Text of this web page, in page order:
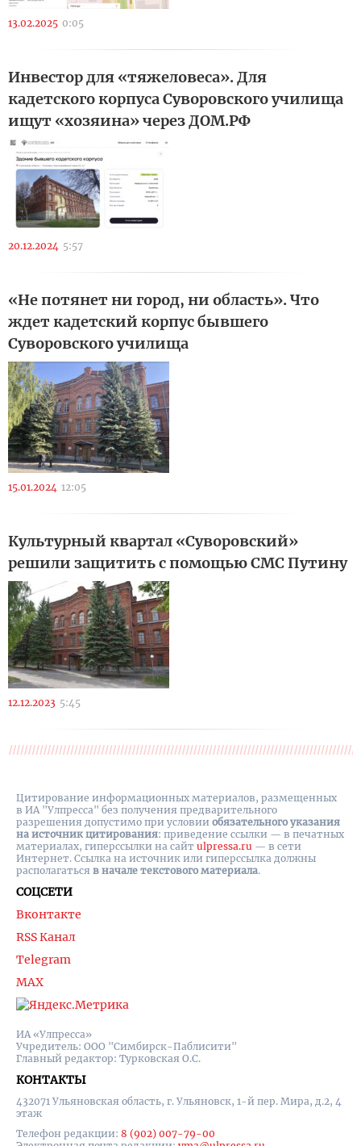
13.02.2025 0:05
Инвестор для «тяжеловеса». Для
кадетского корпуса Суворовского училища
ищут «хозяина» через ДОМ.РФ
20.12.2024 5:57
«Не потянет ни город, ни область». Что
ждет кадетский корпус бывшего
Суворовского училища
15.01.2024 12:05
Культурный квартал «Суворовский»
решили защитить с помощью СМС Путину
12.12.2023 5:45
ИА «Улпресса»
Учредитель: ООО "Симбирск-Паблисити"
Главный редактор: Турковская О.С.
КОНТАКТЫ
432071 Ульяновская область, г. Ульяновск, 1-й пер. Мира, д.2, 4
этаж
Телефон редакции: 8 (902) 007-79-00
СОЦСЕТИ
Вконтакте
RSS Канал
Telegram
MAX
Цитирование информационных материалов, размещенных
в ИА "Улпресса" без получения предварительного
разрешения допустимо при условии обязательного указания
на источник цитирования: приведение ссылки — в печатных
материалах, гиперссылки на cайт ulpressa.ru — в сети
Интернет. Ссылка на источник или гиперссылка должны
располагаться в начале текстового материала.